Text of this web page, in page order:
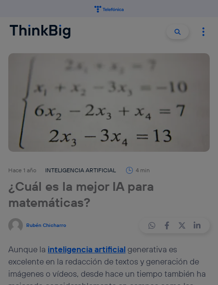
Buscar
Hace 1 año INTELIGENCIA ARTIFICIAL 4 min
¿Cuál es la mejor IA para
matemáticas?
Rubén Chicharro
Aunque la inteligencia artificial generativa es
excelente en la redacción de textos y generación de
imágenes o vídeos, desde hace un tiempo también ha